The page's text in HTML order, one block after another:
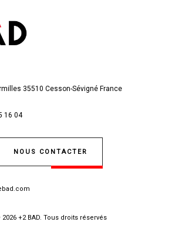
35510 Cesson-Sévigné France
16 04
NOUS CONTACTER
+2 BAD. Tous droits réservés